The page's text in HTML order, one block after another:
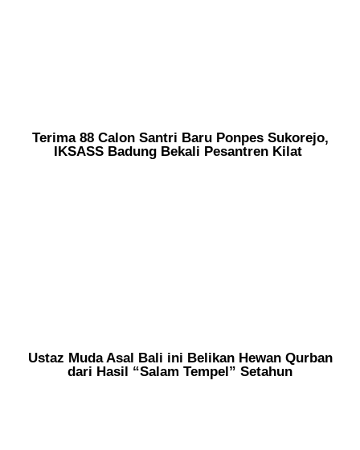
Terima 88 Calon Santri Baru Ponpes Sukorejo,
IKSASS Badung Bekali Pesantren Kilat
Ustaz Muda Asal Bali ini Belikan Hewan Qurban
dari Hasil “Salam Tempel” Setahun